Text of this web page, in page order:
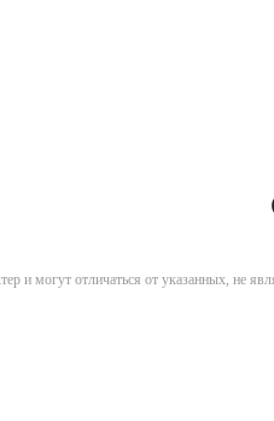
и могут отличаться от указанных, не